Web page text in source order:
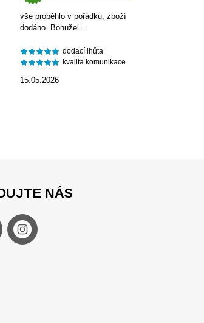
vše proběhlo v pořádku, zboží
dodáno. Bohužel…
dodací lhůta
kvalita komunikace
15.05.2026
NÁS